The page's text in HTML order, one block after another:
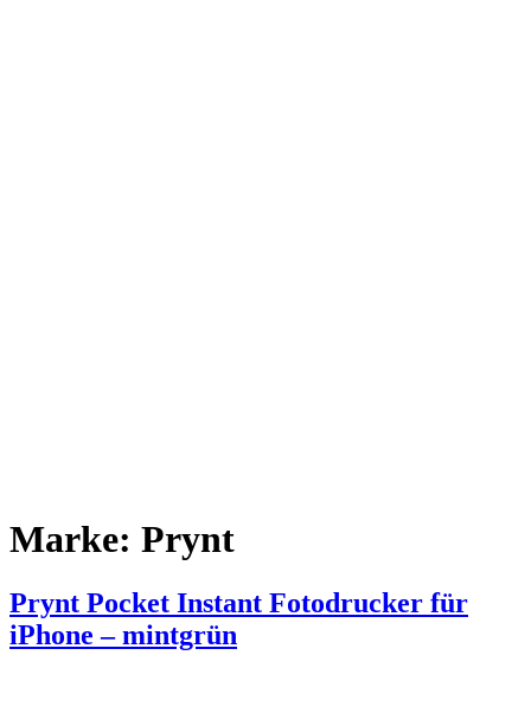
Marke: Prynt
Prynt Pocket Instant Fotodrucker für
iPhone – mintgrün